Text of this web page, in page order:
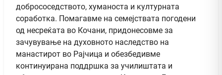
добрососедството, хуманоста и културната
соработка. Помагавме на семејствата погодени
од несреќата во Кочани, придонесовме за
зачувување на духовното наследство на
манастирот во Рајчица и обезбедивме
континуирана поддршка за училиштата и